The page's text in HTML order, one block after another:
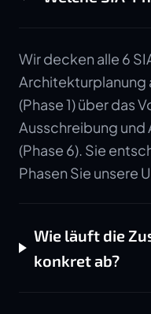
Wir decken alle 6
Architekturplanung
(Phase 1) über das
Ausschreibung und
(Phase 6). Sie
Phasen Sie unsere
Wie läuft die
konkret ab?